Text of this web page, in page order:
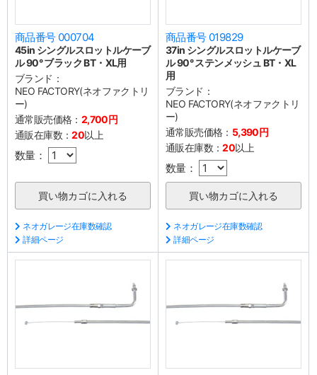
商品番号 000704
45in シングルスロットルケーブ
ル 90° ブラック BT・XL用
ブランド：
NEO FACTORY(ネオファクトリ
ー)
通常販売価格： 2,700円
通販在庫数：20以上
数量：
ネオガレージ在庫数確認
詳細ページ
商品番号 019829
37in シングルスロットルケーブ
ル 90° ステンメッシュ BT・XL
用
ブランド：
NEO FACTORY(ネオファクトリ
ー)
通常販売価格： 5,390円
通販在庫数：20以上
数量：
ネオガレージ在庫数確認
詳細ページ